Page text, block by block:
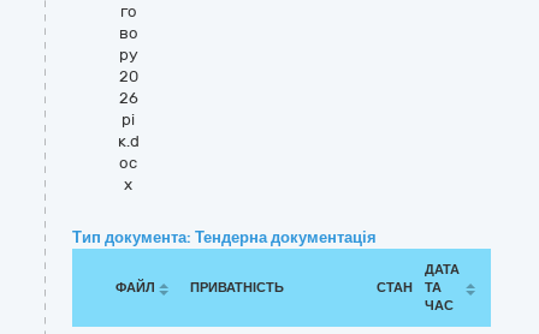
го
во
ру
20
26
рі
к.d
oc
x
Тип документа: Тендерна документація
ФАЙЛ ПРИВАТНІСТЬ СТАН
ДАТА
ТА
ЧАС